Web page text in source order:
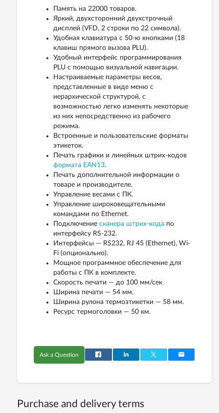
Память на 22000 товаров.
Яркий, двухсторонний двухстрочный
дисплей (VFD, 2 строки по 22 символа).
Удобная клавиатура с 50-ю кнопками (18
клавиш прямого вызова PLU).
Удобный интерфейс программирования
PLU с помощью визуальной навигации.
Настраиваемые параметры весов,
представленные в виде меню с
иерархической структурой, с
возможностью легко изменять некоторые
из них непосредственно из рабочего
режима.
Встроенные и пользовательские форматы
этикеток.
Печать графики и линейных штрих-кодов
формата EAN13.
Печать дополнительной информации о
товаре и производителе.
Управление весами с ПК.
Управление широковещательными
командами по Ethernet.
Подключение сканера штрих-кода по
интерфейсу RS-232.
Интерфейсы — RS232, RJ 45 (Ethernet), Wi-
Fi (опционально).
Мощное программное обеспечение для
работы с ПК в комплекте.
Скорость печати — до 100 мм/сек
Ширина печати — 54 мм.
Ширина рулона термоэтикетки — 58 мм.
Ресурс термоголовки — 50 км.
Ask a Question
Purchase and delivery terms